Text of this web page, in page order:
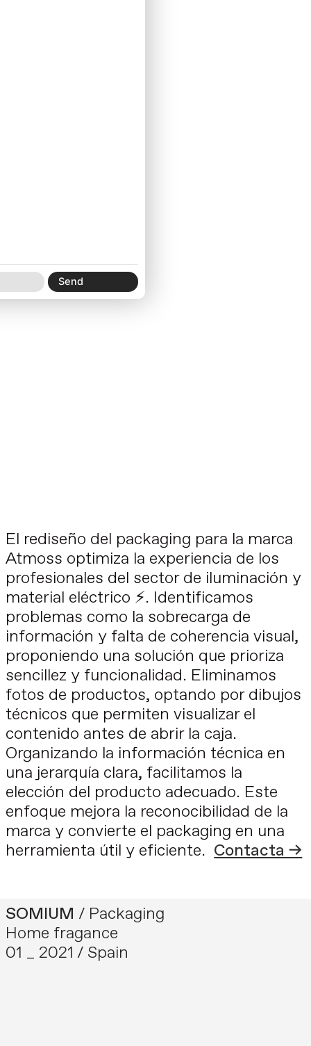
El rediseño del packaging para la marca
Atmoss optimiza la experiencia de los
profesionales del sector de iluminación y
material eléctrico ⚡️. Identificamos
problemas como la sobrecarga de
información y falta de coherencia visual,
proponiendo una solución que prioriza
sencillez y funcionalidad. Eliminamos
fotos de productos, optando por dibujos
técnicos que permiten visualizar el
contenido antes de abrir la caja.
Organizando la información técnica en
una jerarquía clara, facilitamos la
elección del producto adecuado. Este
enfoque mejora la reconocibilidad de la
marca y convierte el packaging en una
herramienta útil y eficiente. Contacta →
SOMIUM / Packaging
Home fragance
01 _ 2021 / Spain